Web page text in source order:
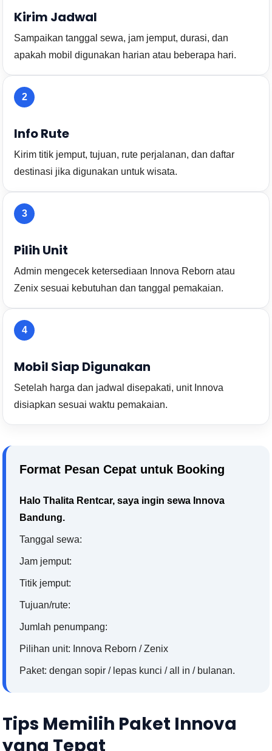
Kirim Jadwal
Sampaikan tanggal sewa, jam jemput, durasi, dan
apakah mobil digunakan harian atau beberapa hari.
2
Info Rute
Kirim titik jemput, tujuan, rute perjalanan, dan daftar
destinasi jika digunakan untuk wisata.
3
Pilih Unit
Admin mengecek ketersediaan Innova Reborn atau
Zenix sesuai kebutuhan dan tanggal pemakaian.
4
Mobil Siap Digunakan
Setelah harga dan jadwal disepakati, unit Innova
disiapkan sesuai waktu pemakaian.
Format Pesan Cepat untuk Booking
Halo Thalita Rentcar, saya ingin sewa Innova
Bandung.
Tanggal sewa:
Jam jemput:
Titik jemput:
Tujuan/rute:
Jumlah penumpang:
Pilihan unit: Innova Reborn / Zenix
Paket: dengan sopir / lepas kunci / all in / bulanan.
Tips Memilih Paket Innova
yang Tepat